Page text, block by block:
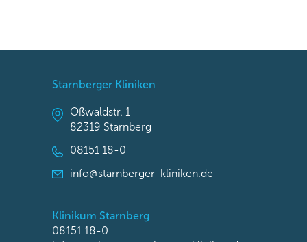
Starnberger Kliniken
Oßwaldstr. 1
82319 Starnberg
08151 18-0
info@starnberger-kliniken.de
Klinikum Starnberg
08151 18-0